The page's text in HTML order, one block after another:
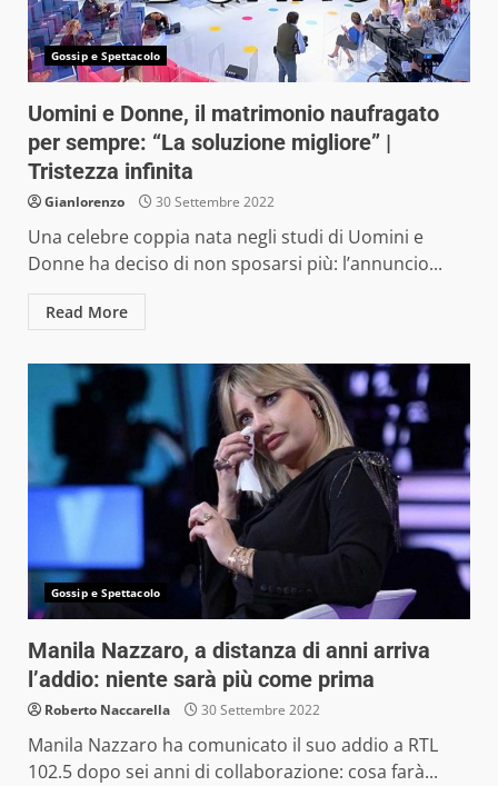
Gossip e Spettacolo
Uomini e Donne, il matrimonio naufragato
per sempre: “La soluzione migliore” |
Tristezza infinita
Gianlorenzo 30 Settembre 2022
Una celebre coppia nata negli studi di Uomini e
Donne ha deciso di non sposarsi più: l’annuncio...
Read More
Gossip e Spettacolo
Manila Nazzaro, a distanza di anni arriva
l’addio: niente sarà più come prima
Roberto Naccarella 30 Settembre 2022
Manila Nazzaro ha comunicato il suo addio a RTL
102.5 dopo sei anni di collaborazione: cosa farà...